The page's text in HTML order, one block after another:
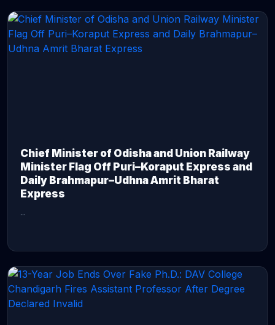
Chief Minister of Odisha and Union Railway
Minister Flag Off Puri–Koraput Express and
Daily Brahmapur–Udhna Amrit Bharat
Express
...